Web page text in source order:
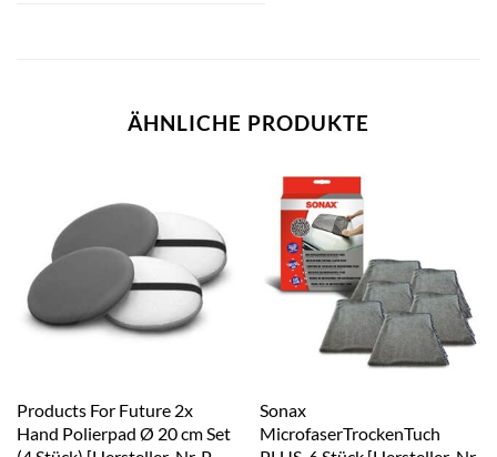
ÄHNLICHE PRODUKTE
Products For Future 2x
Hand Polierpad Ø 20 cm Set
Sonax
MicrofaserTrockenTuch